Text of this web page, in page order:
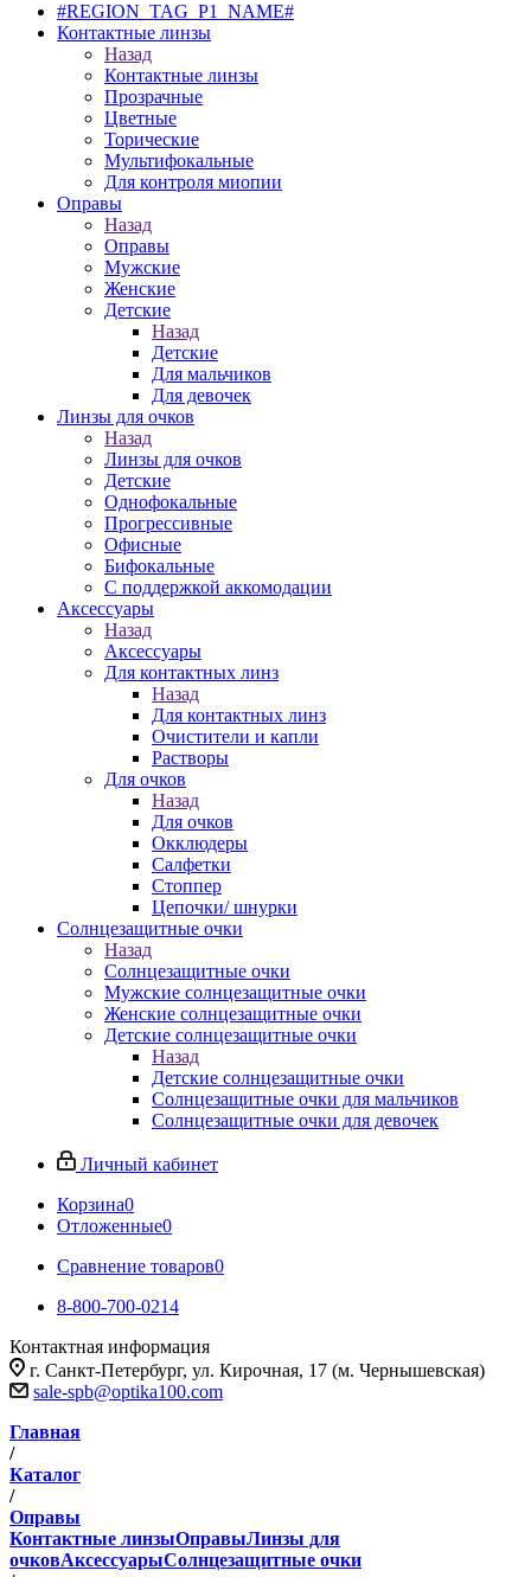
#REGION_TAG_P1_NAME#
Контактные линзы
Назад
Контактные линзы
Прозрачные
Цветные
Торические
Мультифокальные
Для контроля миопии
Оправы
Назад
Оправы
Мужские
Женские
Детские
Назад
Детские
Для мальчиков
Для девочек
Линзы для очков
Назад
Линзы для очков
Детские
Однофокальные
Прогрессивные
Офисные
Бифокальные
С поддержкой аккомодации
Аксессуары
Назад
Аксессуары
Для контактных линз
Назад
Для контактных линз
Очистители и капли
Растворы
Для очков
Назад
Для очков
Окклюдеры
Салфетки
Стоппер
Цепочки/ шнурки
Солнцезащитные очки
Назад
Солнцезащитные очки
Мужские солнцезащитные очки
Женские солнцезащитные очки
Детские солнцезащитные очки
Назад
Детские солнцезащитные очки
Солнцезащитные очки для мальчиков
Солнцезащитные очки для девочек
Личный кабинет
Корзина0
Отложенные0
Сравнение товаров0
8-800-700-0214
Контактная информация
г. Санкт-Петербург, ул. Кирочная, 17 (м. Чернышевская)
sale-spb@optika100.com
Главная
/
Каталог
/
Оправы
Контактные линзыОправыЛинзы для
очковАксессуарыСолнцезащитные очки